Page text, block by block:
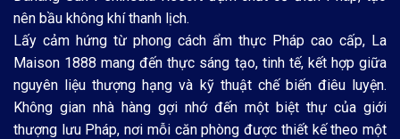
nên bầu không khí thanh lịch.
Lấy cảm hứng từ phong cách ẩm thực Pháp cao cấp, La
Maison 1888 mang đến thực sáng tạo, tinh tế, kết hợp giữa
nguyên liệu thượng hạng và kỹ thuật chế biến điêu luyện.
Không gian nhà hàng gợi nhớ đến một biệt thự của giới
thượng lưu Pháp, nơi mỗi căn phòng được thiết kế theo một